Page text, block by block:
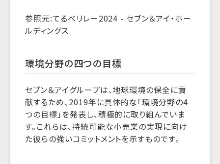
参照元:てるべリレー2024 - セブン＆アイ・ホー
ルディングス
環境分野の四つの目標
セブン＆アイグループは、地球環境の保全に貢
献するため、2019年に具体的な「環境分野の4
つの目標」を発表し、積極的に取り組んでいま
す。これらは、持続可能な小売業の実現に向け
た彼らの強いコミットメントを示すものです。